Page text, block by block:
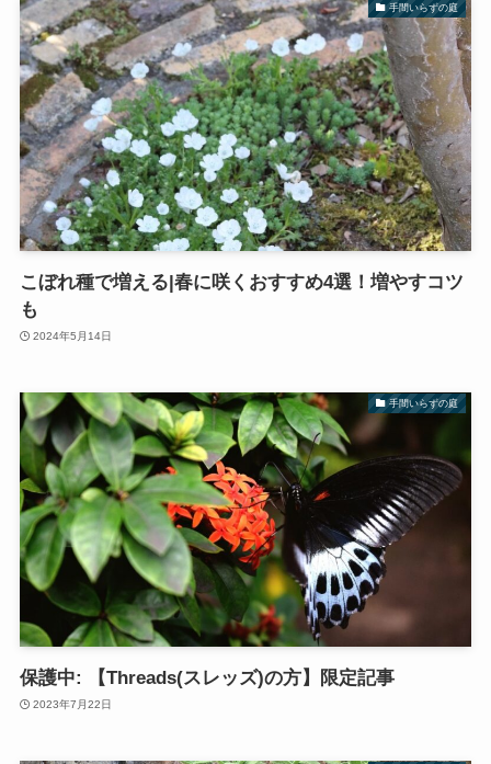
手間いらずの庭
こぼれ種で増える|春に咲くおすすめ4選！増やすコツ
も
2024年5月14日
手間いらずの庭
保護中: 【Threads(スレッズ)の方】限定記事
2023年7月22日